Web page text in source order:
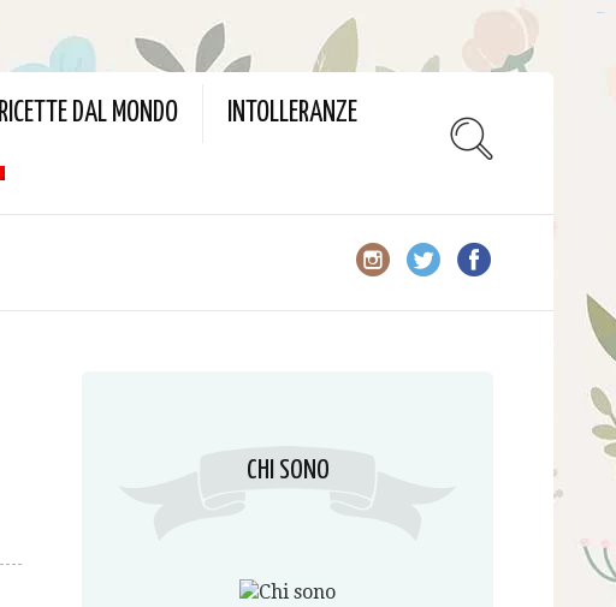
RICETTE DAL MONDO INTOLLERANZE
CHI SONO